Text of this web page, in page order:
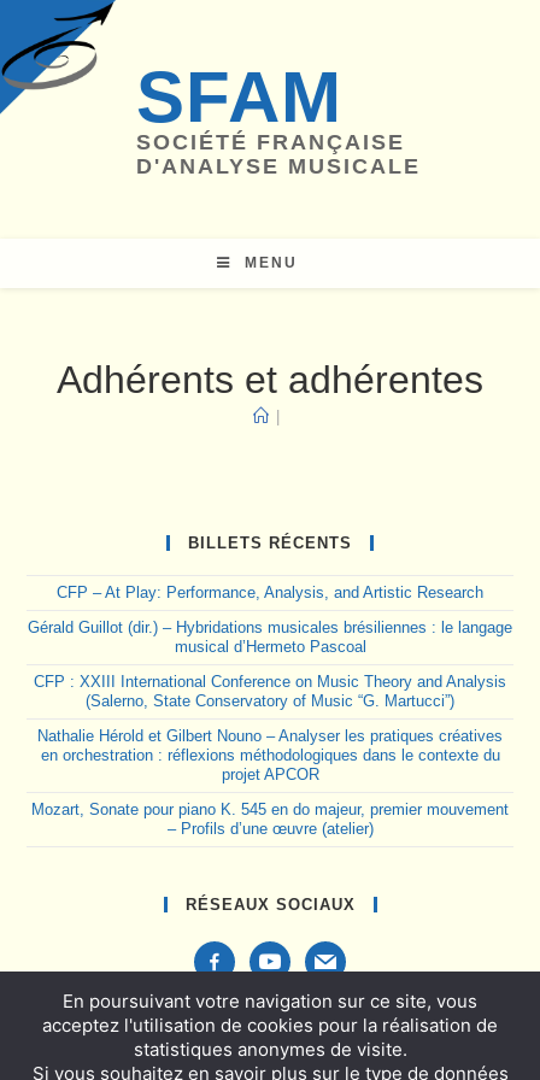
content
SFAM
SOCIÉTÉ FRANÇAISE
D'ANALYSE MUSICALE
MENU
Adhérents et adhérentes
BILLETS RÉCENTS
CFP – At Play: Performance, Analysis, and Artistic Research
Gérald Guillot (dir.) – Hybridations musicales brésiliennes : le langage
musical d’Hermeto Pascoal
CFP : XXIII International Conference on Music Theory and Analysis
(Salerno, State Conservatory of Music “G. Martucci”)
Nathalie Hérold et Gilbert Nouno – Analyser les pratiques créatives
en orchestration : réflexions méthodologiques dans le contexte du
projet APCOR
Mozart, Sonate pour piano K. 545 en do majeur, premier mouvement
– Profils d’une œuvre (atelier)
RÉSEAUX SOCIAUX
facebook-
alt
youtubemail
En poursuivant votre navigation sur ce site, vous
acceptez l'utilisation de cookies pour la réalisation de
statistiques anonymes de visite.
Si vous souhaitez en savoir plus sur le type de données